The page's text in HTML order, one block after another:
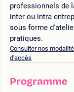
professionnels de
inter ou intra
sous forme
pratiques.
Consulter nos
d'accès
Programme